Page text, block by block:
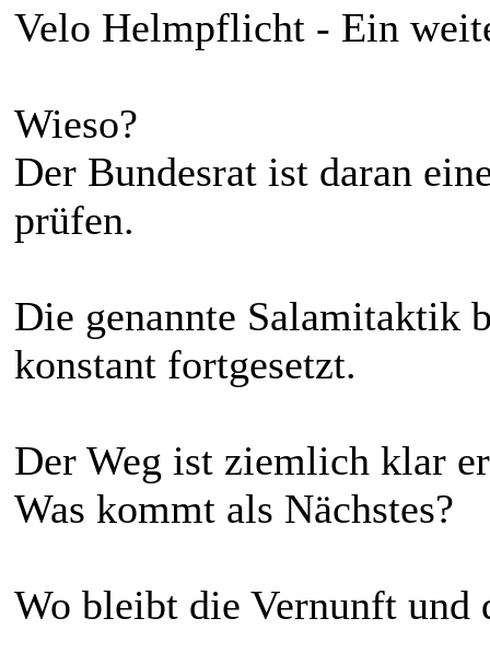
Velo Helmpflicht - Ein
Wieso?
Der Bundesrat ist daran
prüfen.
Die genannte Salamitaktik
konstant fortgesetzt.
Der Weg ist ziemlich klar
Was kommt als Nächstes?
Wo bleibt die Vernunft und